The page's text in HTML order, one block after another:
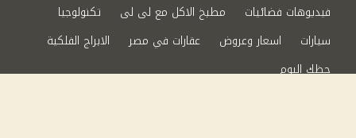
فيديوهات فضائيات
مطبخ الاكل مع لى لى
تكنولوجيا
سيارات
اسعار وعروض عقارات في مصر
الابراج الفلكية
حظك اليوم